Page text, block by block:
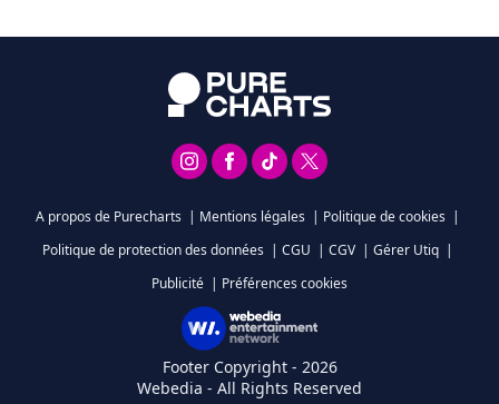
A propos de Purecharts | Mentions légales | Politique de cookies |
Politique de protection des données | CGU | CGV | Gérer Utiq |
Publicité | Préférences cookies
Footer Copyright - 2026
Webedia - All Rights Reserved